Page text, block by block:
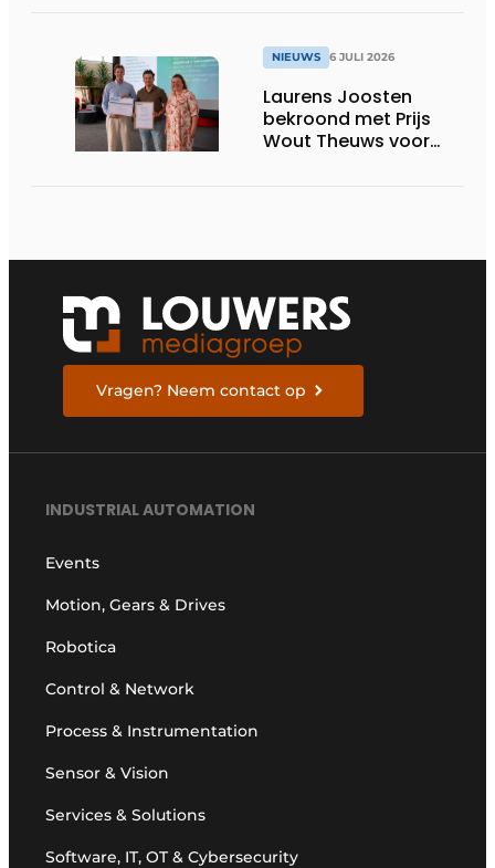
NIEUWS 6 JULI 2026
Laurens Joosten
bekroond met Prijs
Wout Theuws voor
Vragen? Neem contact op
INDUSTRIAL AUTOMATION
Events
Motion, Gears & Drives
Robotica
Control & Network
Process & Instrumentation
Sensor & Vision
Services & Solutions
Software, IT, OT & Cybersecurity